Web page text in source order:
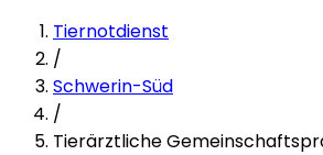
Tiernotdienst
/
Schwerin-Süd
/
Tierärztliche